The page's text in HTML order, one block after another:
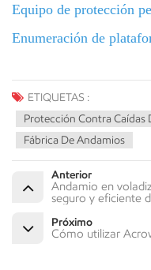
Equipo de protección
Enumeración de
ETIQUETAS :
Protección Contra Caídas
Fábrica De Andamios
Anterior
Andamio en
seguro y eficiente
Próximo
Cómo utilizar